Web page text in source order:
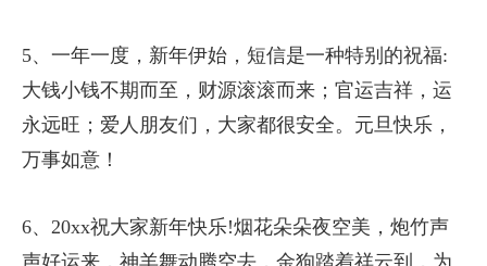
5、一年一度，新年伊始，短信是一种特别的祝福:
大钱小钱不期而至，财源滚滚而来；官运吉祥，运
永远旺；爱人朋友们，大家都很安全。元旦快乐，
万事如意！
6、20xx祝大家新年快乐!烟花朵朵夜空美，炮竹声
声好运来，神羊舞动腾空去，金狗踏着祥云到，为